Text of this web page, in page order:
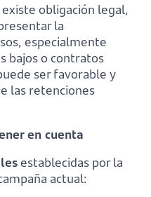
obligación legal,
la
especialmente
bajos o contratos
ser favorable y
las retenciones
en cuenta
establecidas por la
actual: